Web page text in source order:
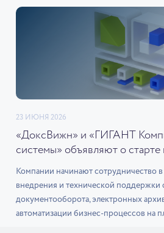
23 ИЮНЯ 2026
«ДоксВижн» и «ГИГАНТ
системы» объявляют о старте
Компании начинают сотрудничество
внедрения и технической поддержки
документооборота, электронных
автоматизации бизнес-процессов на